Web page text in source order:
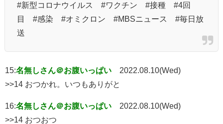
#新型コロナウイルス #ワクチン #接種 #4回
目 #感染 #オミクロン #MBSニュース #毎日放
送
15:名無しさん＠お腹いっぱい
2022.08.10(Wed)
>>14 おつかれ。いつもありがと
16:名無しさん＠お腹いっぱい
2022.08.10(Wed)
>>14 おつおつ